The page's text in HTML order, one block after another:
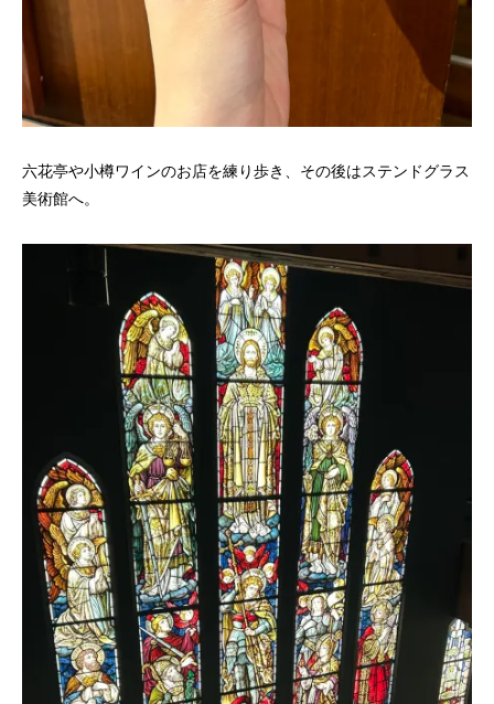
六花亭や小樽ワインのお店を練り歩き、その後はステンドグラス
美術館へ。